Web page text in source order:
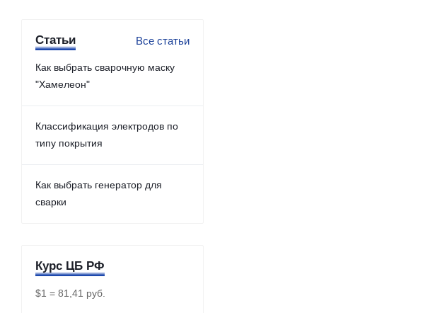
Статьи Все статьи
Как выбрать сварочную маску
"Хамелеон"
Классификация электродов по
типу покрытия
Как выбрать генератор для
сварки
Курс ЦБ РФ
$1 = 81,41 руб.